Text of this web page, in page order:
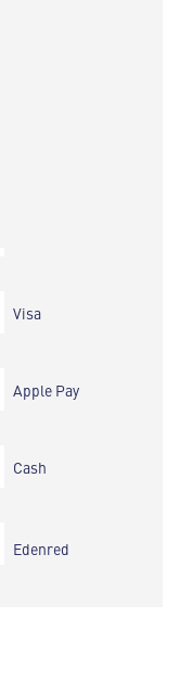
Visa
Apple Pay
Cash
Edenred